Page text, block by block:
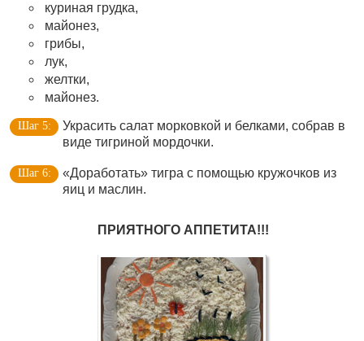
куриная грудка,
майонез,
грибы,
лук,
желтки,
майонез.
Украсить салат морковкой и белками, собрав в
виде тигриной мордочки.
«Доработать» тигра с помощью кружочков из
яиц и маслин.
ПРИЯТНОГО АППЕТИТА!!!